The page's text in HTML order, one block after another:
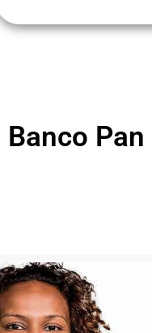
Pan